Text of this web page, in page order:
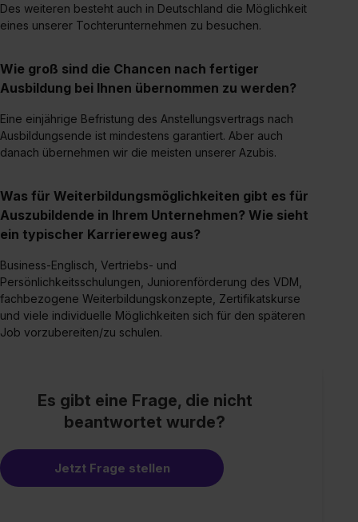
Des weiteren besteht auch in Deutschland die Möglichkeit
eines unserer Tochterunternehmen zu besuchen.
Wie groß sind die Chancen nach fertiger
Ausbildung bei Ihnen übernommen zu werden?
Eine einjährige Befristung des Anstellungsvertrags nach
Ausbildungsende ist mindestens garantiert. Aber auch
danach übernehmen wir die meisten unserer Azubis.
Was für Weiterbildungsmöglichkeiten gibt es für
Auszubildende in Ihrem Unternehmen? Wie sieht
ein typischer Karriereweg aus?
Business-Englisch, Vertriebs- und
Persönlichkeitsschulungen, Juniorenförderung des VDM,
fachbezogene Weiterbildungskonzepte, Zertifikatskurse
und viele individuelle Möglichkeiten sich für den späteren
Job vorzubereiten/zu schulen.
Es gibt eine Frage, die nicht
beantwortet wurde?
Jetzt Frage stellen